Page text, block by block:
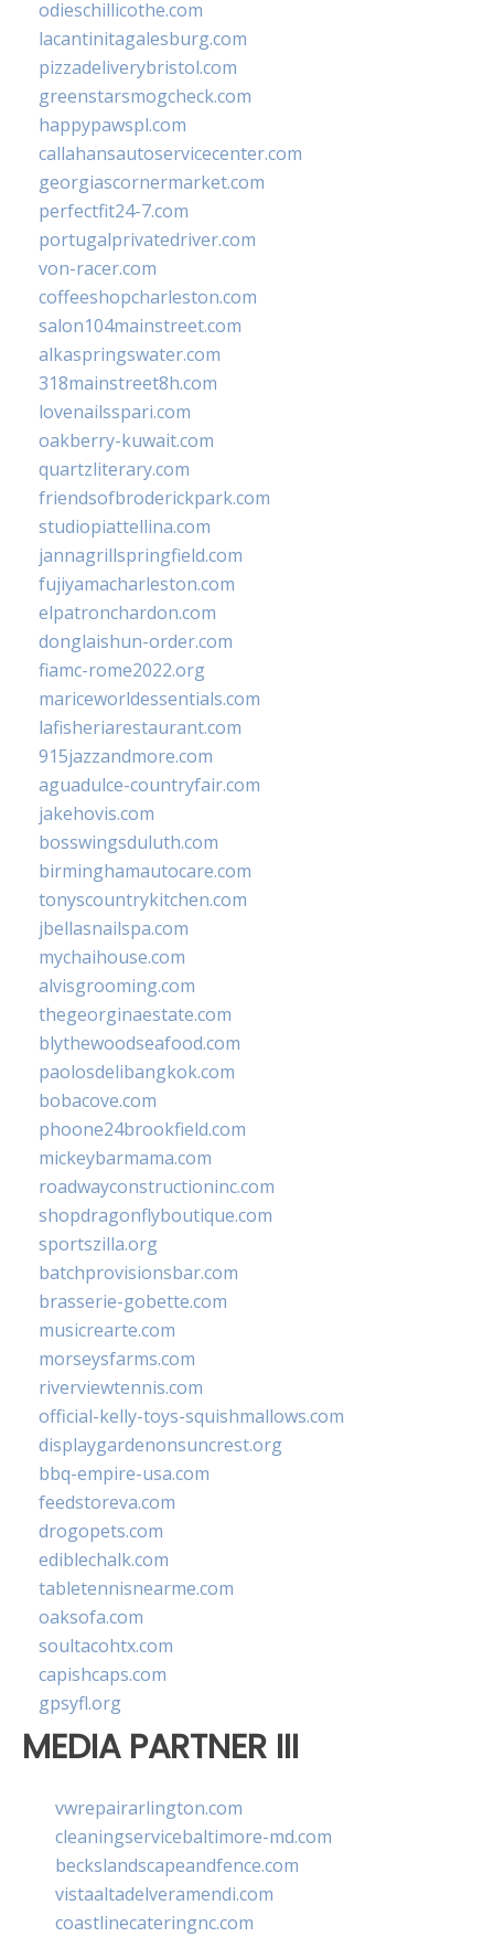
odieschillicothe.com
lacantinitagalesburg.com
pizzadeliverybristol.com
greenstarsmogcheck.com
happypawspl.com
callahansautoservicecenter.com
georgiascornermarket.com
perfectfit24-7.com
portugalprivatedriver.com
von-racer.com
coffeeshopcharleston.com
salon104mainstreet.com
alkaspringswater.com
318mainstreet8h.com
lovenailsspari.com
oakberry-kuwait.com
quartzliterary.com
friendsofbroderickpark.com
studiopiattellina.com
jannagrillspringfield.com
fujiyamacharleston.com
elpatronchardon.com
donglaishun-order.com
fiamc-rome2022.org
mariceworldessentials.com
lafisheriarestaurant.com
915jazzandmore.com
aguadulce-countryfair.com
jakehovis.com
bosswingsduluth.com
birminghamautocare.com
tonyscountrykitchen.com
jbellasnailspa.com
mychaihouse.com
alvisgrooming.com
thegeorginaestate.com
blythewoodseafood.com
paolosdelibangkok.com
bobacove.com
phoone24brookfield.com
mickeybarmama.com
roadwayconstructioninc.com
shopdragonflyboutique.com
sportszilla.org
batchprovisionsbar.com
brasserie-gobette.com
musicrearte.com
morseysfarms.com
riverviewtennis.com
official-kelly-toys-squishmallows.com
displaygardenonsuncrest.org
bbq-empire-usa.com
feedstoreva.com
drogopets.com
ediblechalk.com
tabletennisnearme.com
oaksofa.com
soultacohtx.com
capishcaps.com
gpsyfl.org
MEDIA PARTNER III
vwrepairarlington.com
cleaningservicebaltimore-md.com
beckslandscapeandfence.com
vistaaltadelveramendi.com
coastlinecateringnc.com